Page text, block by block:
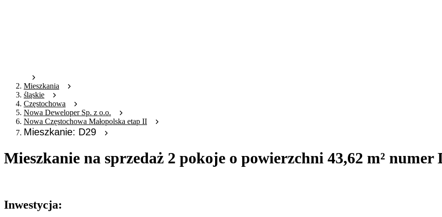
Mieszkania
śląskie
Częstochowa
Nowa Deweloper Sp. z o.o.
Nowa Częstochowa Małopolska etap II
Mieszkanie: D29
Mieszkanie na sprzedaż 2 pokoje o powierzchni 43,62 m² numer
Inwestycja: